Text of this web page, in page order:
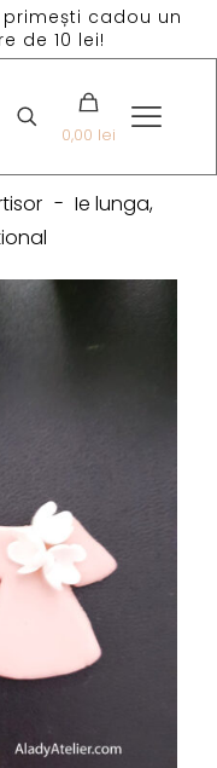
primești cadou un
de 10 lei!
0,00 lei
- Ie lunga,